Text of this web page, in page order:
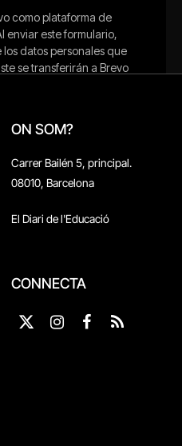
ON SOM?
Carrer Bailén 5, principal.
08010, Barcelona
El Diari de l'Educació
CONNECTA
X
Instagram
Facebook
RSS